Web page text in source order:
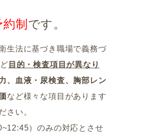
制 です。
生法に基づき職場で義務づ
目的・検査項目が異なり
、血液・尿検査、胸部レン
など様々な項目があります
さい。
）のみの対応とさせ